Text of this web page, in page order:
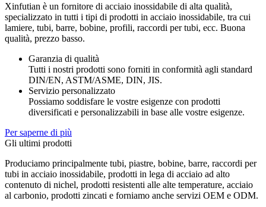
Xinfutian è un fornitore di acciaio inossidabile di alta qualità,
specializzato in tutti i tipi di prodotti in acciaio inossidabile, tra cui
lamiere, tubi, barre, bobine, profili, raccordi per tubi, ecc. Buona
qualità, prezzo basso.
Garanzia di qualità
Tutti i nostri prodotti sono forniti in conformità agli standard
DIN/EN, ASTM/ASME, DIN, JIS.
Servizio personalizzato
Possiamo soddisfare le vostre esigenze con prodotti
diversificati e personalizzabili in base alle vostre esigenze.
Per saperne di più
Gli ultimi prodotti
Produciamo principalmente tubi, piastre, bobine, barre, raccordi per
tubi in acciaio inossidabile, prodotti in lega di acciaio ad alto
contenuto di nichel, prodotti resistenti alle alte temperature, acciaio
al carbonio, prodotti zincati e forniamo anche servizi OEM e ODM.